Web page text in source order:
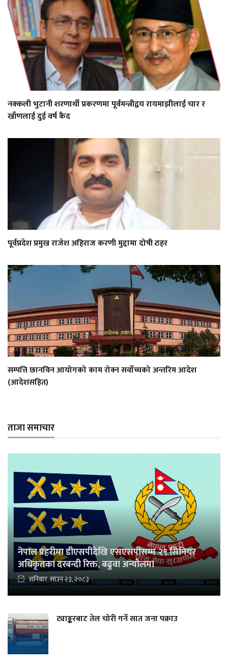
नक्कली भुटानी शरणार्थी प्रकरणमा पूर्वमन्त्रीद्वय रायमाझीलाई चार र
खाँणलाई दुई वर्ष कैद
पूर्वप्रदेश प्रमुख राजेश अहिराज करणी मुद्दामा दोषी ठहर
सम्पत्ति छानविन आयोगको काम रोक्न सर्वोच्चको अन्तरिम आदेश
(आदेशसहित)
ताजा समाचार
नेपाल प्रहरीमा डीएसपीदेखि एसएसपीसम्म २९ सिनियर
अधिकृतका दरबन्दी रिक्त, बढुवा अन्यौलमा
शनिबार, साउन २३, २०८३
ट्याङ्करबाट तेल चोरी गर्ने सात जना पक्राउ